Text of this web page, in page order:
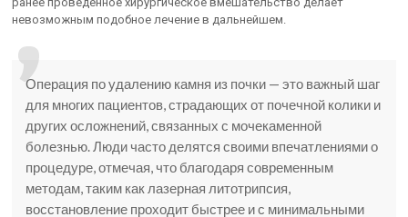
невозможным подобное лечение в дальнейшем.
Операция по удалению камня из почки — это важный шаг
для многих пациентов, страдающих от почечной колики и
других осложнений, связанных с мочекаменной
болезнью. Люди часто делятся своими впечатлениями о
процедуре, отмечая, что благодаря современным
методам, таким как лазерная литотрипсия,
восстановление проходит быстрее и с минимальными